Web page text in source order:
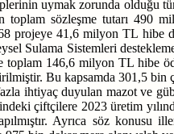
uymak zorunda olduğu
toplam sözleşme tutarı 490
projeye 41,6 milyon TL hibe
Sulama Sistemleri
146,6 milyon TL hibe
Bu kapsamda 301,5 bin
ihtiyaç duyulan mazot ve
çiftçilere 2023 üretim
Ayrıca söz